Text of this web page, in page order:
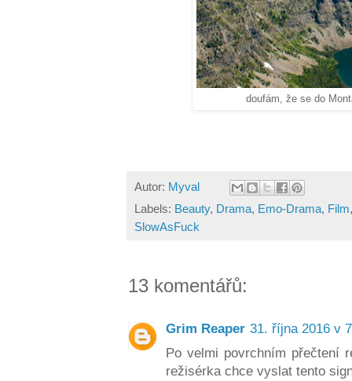
doufám, že se do
Autor: Myval
Labels: Beauty, Drama, Emo-Drama, Film
SlowAsFuck
13 komentářů:
Grim Reaper 31. října 2016 v
Po velmi povrchním přečtení
režisérka chce vyslat tento